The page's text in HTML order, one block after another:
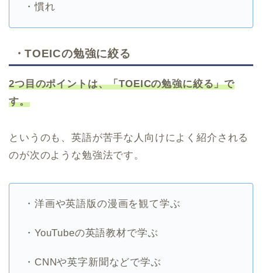
・慣れ
・ TOEICの勉強に絞る
2つ目のポイントは、「TOEICの勉強に絞る」で
す。
というのも、英語が苦手な人向けによく紹介される
のが次のような勉強法です。
・洋画や英語版の漫画を観て学ぶ
・YouTubeの英語教材で学ぶ
・CNNや英字新聞などで学ぶ